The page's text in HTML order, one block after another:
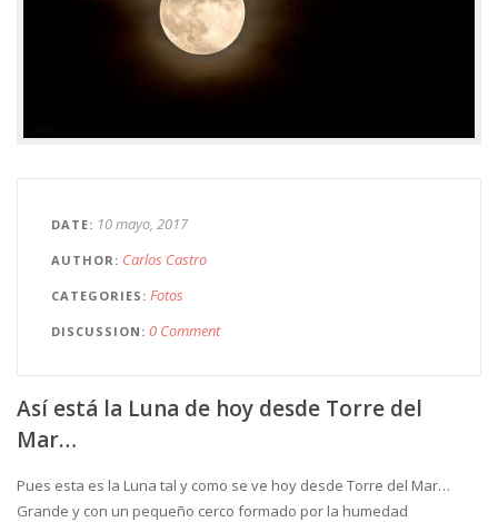
DATE 10 mayo, 2017
AUTHOR Carlos Castro
CATEGORIES Fotos
DISCUSSION 0 Comment
Así está la Luna de hoy desde Torre del
Mar…
Pues esta es la Luna tal y como se ve hoy desde Torre del Mar…
Grande y con un pequeño cerco formado por la humedad